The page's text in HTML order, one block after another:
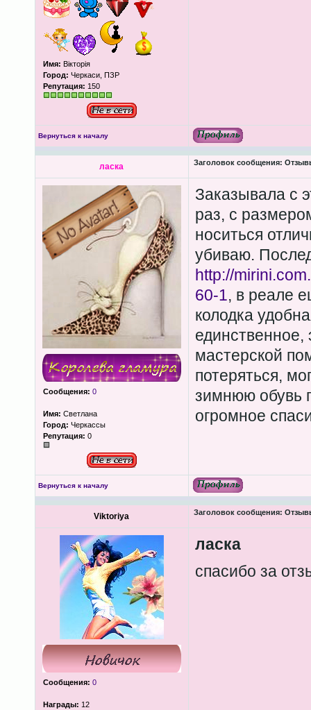
Имя: Вікторія
Город: Черкаси, ПЗР
Репутация: 150
Вернуться к началу
ласка Заголовок сообщения:
Сообщения: 0
Имя: Светлана
Город: Черкассы
Репутация: 0
Заказывала с
раз, с
носиться
убиваю.
http://
60-1, в реале
колодка
мастерской
потеряться,
зимнюю обувь
огромное
Вернуться к началу
Viktoriya Заголовок сообщения:
Сообщения: 0
Награды: 12
ласка
спасибо за